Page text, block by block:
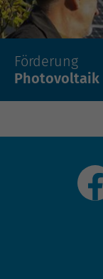
Förderung
Photovoltaik